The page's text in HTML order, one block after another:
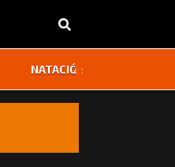
NATACIÓN
‹ ›